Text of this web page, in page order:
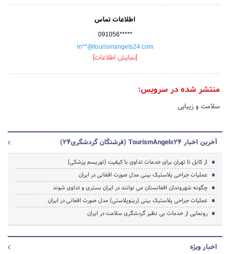
اطلاعات تماس
091056*****
in**@tourismangels24.com
[نمایش اطلاعات]
منتشر شده در سرویس:
سلامت و زیبایی
آخرین اخبار TourismAngels24 (فرشتگان گردشگری24)
از کابل تا تهران برای خدمات تداوی با کیفیت (توریسم پزشکی)
عملیات جراحی پلاستیک بینی مدل صورت افغانی در ایران
چگونه شهروندان افغانستان می توانند در ایران بستری و تداوی شوند
عملیات جراحی پلاستیک بینی (رینوپلاستی) مدل صورت افغانی در ایران
رونمایی از خدمات بی نظیر گردشگری سلامت در ایران
اخبار ویژه